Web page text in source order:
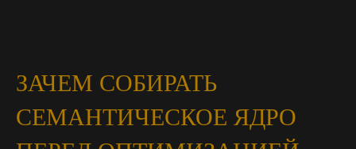
ЗАЧЕМ СОБИРАТЬ
СЕМАНТИЧЕСКОЕ ЯДРО